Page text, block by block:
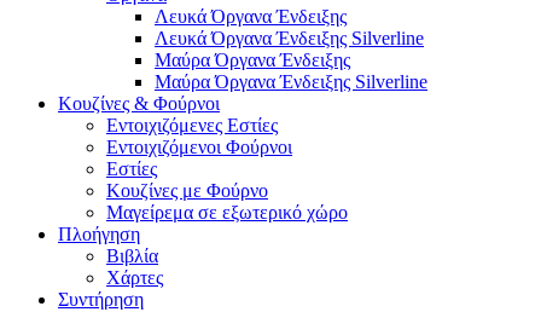
Λευκά Όργανα Ένδειξης
Λευκά Όργανα Ένδειξης Silverline
Μαύρα Όργανα Ένδειξης
Μαύρα Όργανα Ένδειξης Silverline
Κουζίνες & Φούρνοι
Εντοιχιζόμενες Εστίες
Εντοιχιζόμενοι Φούρνοι
Εστίες
Κουζίνες με Φούρνο
Μαγείρεμα σε εξωτερικό χώρο
Πλοήγηση
Βιβλία
Χάρτες
Συντήρηση